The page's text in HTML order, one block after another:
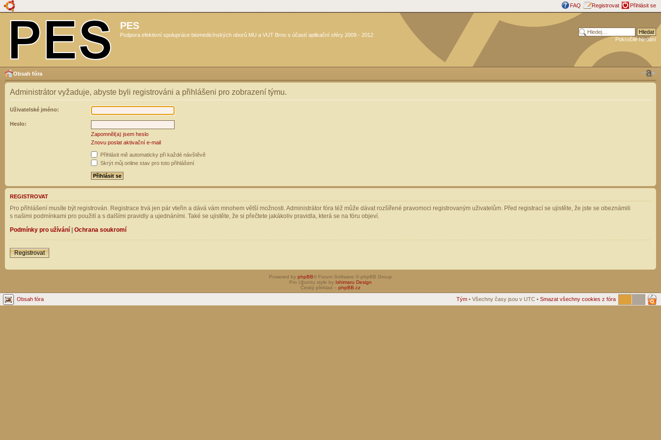
FAQ Registrovat Přihlásit se
PES
Podpora efektivní spolupráce biomedicínských oborů MU a VUT Brno s účastí aplikační sféry 2009 - 2012
Pokročilé hledání
Obsah fóra
Administrátor vyžaduje, abyste byli registrováni a přihlášeni pro zobrazení týmu.
Uživatelské jméno:
Heslo:
Zapomněl(a) jsem heslo
Znovu poslat aktivační e-mail
Přihlásit mě automaticky při každé návštěvě
Skrýt můj online stav pro toto přihlášení
REGISTROVAT
Pro přihlášení musíte být registrován. Registrace trvá jen pár vteřin a dává vám mnohem větší možnosti. Administrátor fóra též může dávat rozšířené pravomoci registrovaným uživatelům. Před registrací se ujistěte, že jste se obeznámili
s našimi podmínkami pro použití a s dalšími pravidly a ujednáními. Také se ujistěte, že si přečtete jakákoliv pravidla, která se na fóru objeví.
Podmínky pro užívání | Ochrana soukromí
Registrovat
Powered by phpBB® Forum Software © phpBB Group
Pro Ubuntu style by Ishimaru Design
Český překlad – phpBB.cz
Obsah fóra Tým • Všechny časy jsou v UTC • Smazat všechny cookies z fóra